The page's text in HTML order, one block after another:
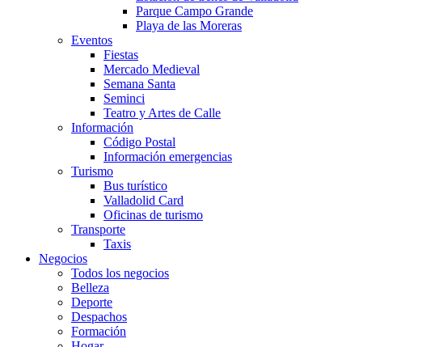
Parque Campo Grande
Playa de las Moreras
Eventos
Fiestas
Mercado Medieval
Semana Santa
Seminci
Teatro y Artes de Calle
Información
Código Postal
Información emergencias
Turismo
Bus turístico
Valladolid Card
Oficinas de turismo
Transporte
Taxis
Negocios
Todos los negocios
Belleza
Deporte
Despachos
Formación